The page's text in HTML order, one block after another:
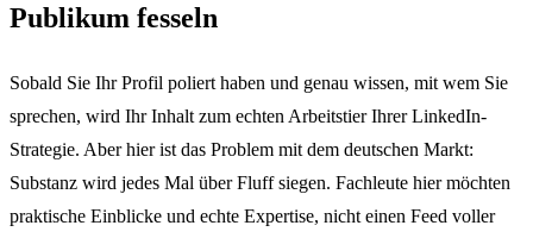
Publikum fesseln
Sobald Sie Ihr Profil poliert haben und genau wissen, mit wem Sie
sprechen, wird Ihr Inhalt zum echten Arbeitstier Ihrer LinkedIn-
Strategie. Aber hier ist das Problem mit dem deutschen Markt:
Substanz wird jedes Mal über Fluff siegen. Fachleute hier möchten
praktische Einblicke und echte Expertise, nicht einen Feed voller